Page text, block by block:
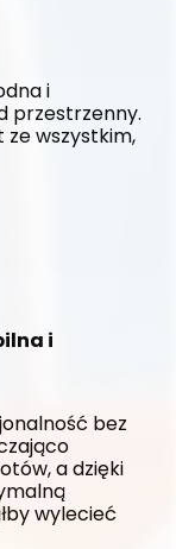
i
przestrzenny.
ze wszystkim,
i
bez
a dzięki
wylecieć